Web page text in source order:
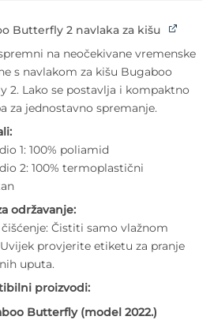
Butterfly 2 navlaka za kišu
na neočekivane vremenske
s navlakom za kišu Bugaboo
2. Lako se postavlja i kompaktno
za jednostavno spremanje.
1: 100% poliamid
2: 100% termoplastični
održavanje:
čišćenje: Čistiti samo vlažnom
provjerite etiketu za pranje
uputa.
proizvodi:
Butterfly (model 2022.)